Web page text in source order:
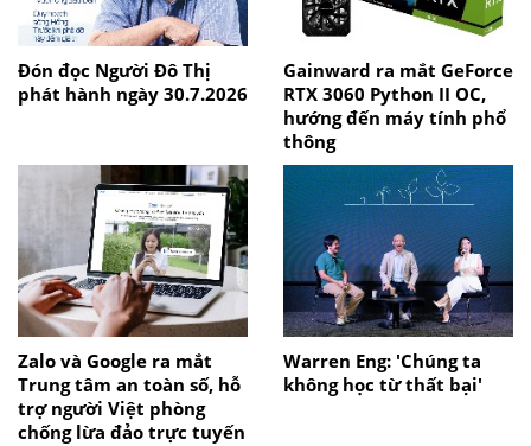
Đón đọc Người Đô Thị
phát hành ngày 30.7.2026
Gainward ra mắt GeForce
RTX 3060 Python II OC,
hướng đến máy tính phổ
thông
Zalo và Google ra mắt
Trung tâm an toàn số, hỗ
trợ người Việt phòng
chống lừa đảo trực tuyến
Warren Eng: 'Chúng ta
không học từ thất bại'